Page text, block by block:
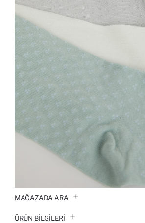
MAĞAZADA ARA
ÜRÜN BILGILERI